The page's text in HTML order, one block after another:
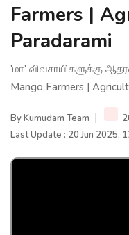
Farmers |
Paradarami
'மா' விவசாயிகளுக்கு
Mango Farmers |
ByKumudam Team
Last Update : 20 Jun 2025,